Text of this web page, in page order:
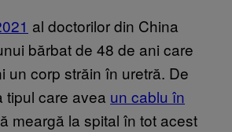
al doctorilor din China
bărbat de 48 de ani care
un corp străin în uretră. De
tipul care avea un cablu în
meargă la spital în tot acest